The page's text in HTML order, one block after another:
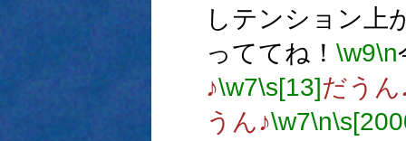
しテンション上
っててね！ \w9\n
♪\w7\s[13]だうん
うん♪\w7\n